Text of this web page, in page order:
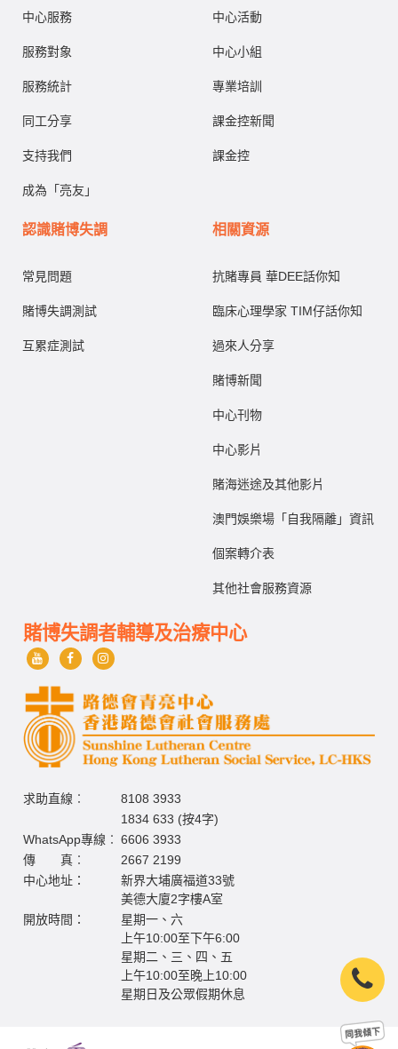
中心服務
服務對象
服務統計
同工分享
支持我們
成為「亮友」
中心活動
中心小組
專業培訓
課金控新聞
課金控
認識賭博失調
常見問題
賭博失調測試
互累症測試
相關資源
抗賭專員 華DEE話你知
臨床心理學家 TIM仔話你知
過來人分享
賭博新聞
中心刊物
中心影片
賭海迷途及其他影片
澳門娛樂場「自我隔離」資訊
個案轉介表
其他社會服務資源
賭博失調者輔導及治療中心
求助直線︰
8108 3933
1834 633 (按4字)
WhatsApp專線︰ 6606 3933
傳 真︰
2667 2199
中心地址：
新界大埔廣福道33號
美德大廈2字樓A室
開放時間：
星期一、六
上午10:00至下午6:00
星期二、三、四、五
上午10:00至晚上10:00
星期日及公眾假期休息